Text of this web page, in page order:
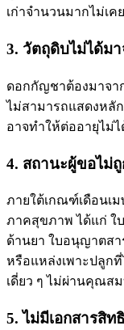
เก่าจำนวนมากไม่เค
3. วัตถุดิบไม่ได้ม
ดอกกัญชาต้องมาจา
ไม่สามารถแสดงหลั
อาจทำให้ต่ออายุไม่ไ
4. สถานะผู้ขอไม่
ภายใต้เกณฑ์เดือนเม
ภาคสุขภาพ ได้แก่
ด้านยา ใบอนุญาตส
หรือแหล่งเพาะปลูก
เดี่ยว ๆ ไม่ผ่านคุณส
5. ไม่มีเอกสารสิท